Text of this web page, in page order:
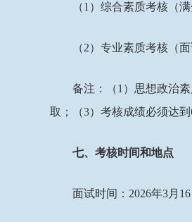
（1 ）综合素质考核（
（2）专业素质考核（
备注：（1 ）思想政治
取；（3）考核成绩必须达到
七、考核时间和地点
面试时间： 2026年3月 16